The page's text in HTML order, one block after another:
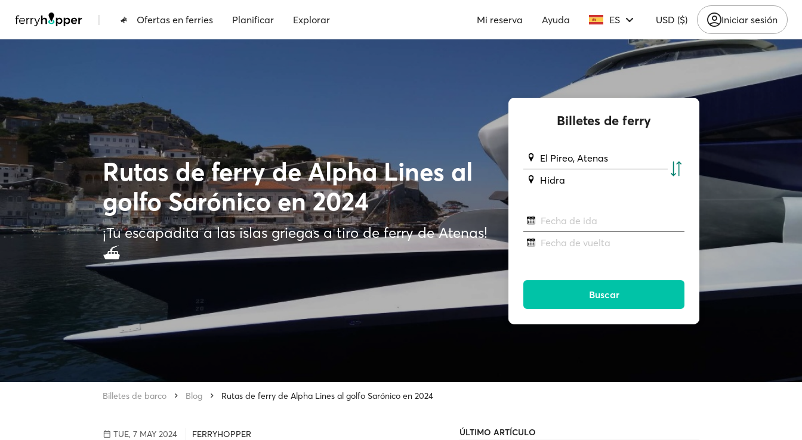
| Ofertas en ferries Planificar Explorar Mi reserva Ayuda ES USD ($) Iniciar sesión
Rutas de ferry de Alpha Lines al
golfo Sarónico en 2024
¡Tu escapadita a las islas griegas a tiro de ferry de Atenas!
⛴️
Billetes de ferry
El Pireo, Atenas
Hidra
Fecha de ida
Fecha de vuelta
Buscar
Billetes de barco Blog Rutas de ferry de Alpha Lines al golfo Sarónico en 2024
TUE, 7 MAY 2024 FERRYHOPPER ÚLTIMO ARTÍCULO